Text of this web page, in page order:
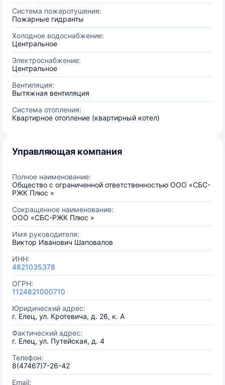
Система пожаротушения:
Пожарные гидранты
Холодное водоснабжение:
Центральное
Электроснабжение:
Центральное
Вентиляция:
Вытяжная вентиляция
Система отопления:
Квартирное отопление (квартирный котел)
Управляющая компания
Полное наименование:
Общество с ограниченной ответственностью ООО «СБС-
РЖК Плюс »
Сокращенное наименование:
ООО «СБС-РЖК Плюс »
Имя руководителя:
Виктор Иванович Шаповалов
ИНН:
4821035378
ОГРН:
1124821000710
Юридический адрес:
г. Елец, ул. Кротевича, д. 26, к. А
Фактический адрес:
г. Елец, ул. Путейская, д. 4
Телефон:
8(47467)7-26-42
Email: